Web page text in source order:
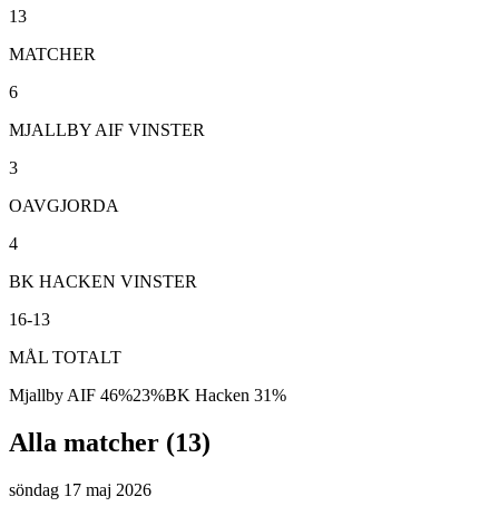
13
MATCHER
6
MJALLBY AIF VINSTER
3
OAVGJORDA
4
BK HACKEN VINSTER
16-13
MÅL TOTALT
Mjallby AIF 46%23%BK Hacken 31%
Alla matcher (13)
söndag 17 maj 2026